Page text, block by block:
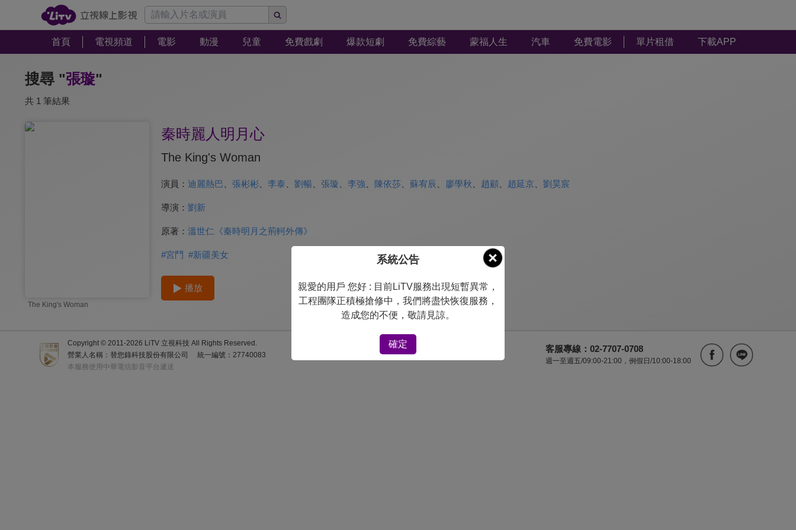
首頁 電視頻道 電影 動漫 兒童 免費戲劇 爆款短劇 免費綜藝 蒙福人生 汽車 免費電影 單片租借 下載APP
搜尋 "張璇"
共 1 筆結果
The King's Woman
秦時麗人明月心
The King's Woman
演員： 迪麗熱巴 張彬彬、 李泰、 劉暢、 張璇 李強 陳依莎、 蘇宥辰 廖學秋 趙顧、 趙延京、 劉昊宸
導演： 劉新
原著： 溫世仁《秦時明月之荊軻外傳》
#宮鬥 #新疆美女
播放
Copyright © 2011-2026 LiTV 立視科技 All Rights Reserved.
營業人名稱：替您錄科技股份有限公司
統一編號：27740083
本服務使用中華電信影音平台遞送
客服專線：02-7707-0708
週一至週五/09:00-21:00，例假日/10:00-18:00
系統公告
親愛的用戶 您好 : 目前LiTV服務出現短暫異常，
工程團隊正積極搶修中，我們將盡快恢復服務，
造成您的不便，敬請見諒。
確定